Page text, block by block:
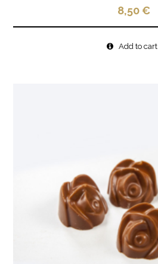
8,50€
Add to cart